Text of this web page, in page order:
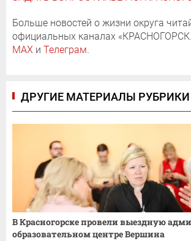
Больше новостей о жизни округа
официальных каналах
MAX и Телеграм.
ДРУГИЕ МАТЕРИАЛЫ РУБРИКИ
В Красногорске провели выездную
образовательном центре Вершина